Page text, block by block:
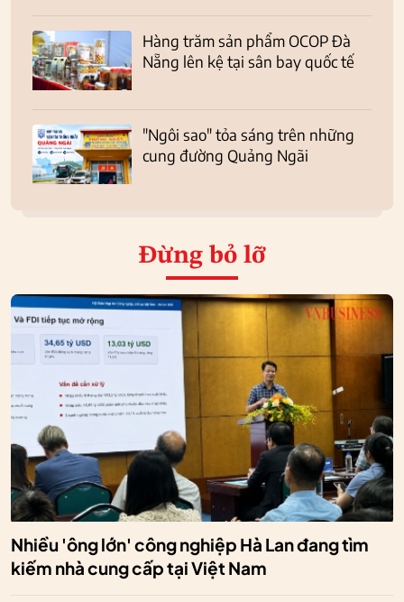
Hàng trăm sản phẩm OCOP Đà
Nẵng lên kệ tại sân bay quốc tế
"Ngôi sao" tỏa sáng trên những
cung đường Quảng Ngãi
Đừng bỏ lỡ
Nhiều 'ông lớn' công nghiệp Hà Lan đang tìm
kiếm nhà cung cấp tại Việt Nam